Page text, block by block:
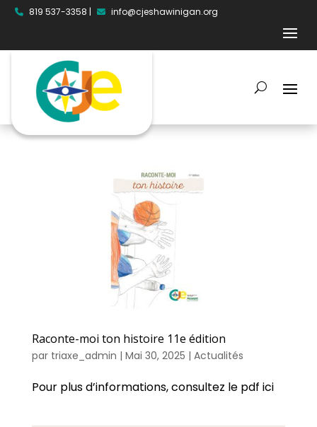
819 537-3358 | info@cjeshawinigan.org
Raconte-moi ton histoire 11e édition
par triaxe_admin | Mai 30, 2025 | Actualités
Pour plus d’informations, consultez le pdf ici